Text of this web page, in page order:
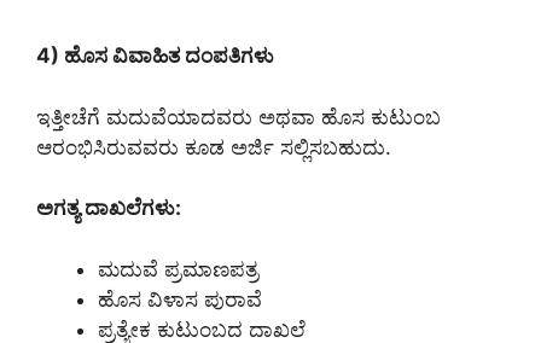
4) ಹೊಸ ವಿವಾಹಿತ ದಂಪತಿಗಳು
ಇತ್ತೀಚೆಗೆ ಮದುವೆಯಾದವರು ಅಥವಾ ಹೊಸ ಕುಟುಂಬ
ಆರಂಭಿಸಿರುವವರು ಕೂಡ ಅರ್ಜಿ ಸಲ್ಲಿಸಬಹುದು.
ಅಗತ್ಯ ದಾಖಲೆಗಳು:
ಮದುವೆ ಪ್ರಮಾಣಪತ್ರ
ಹೊಸ ವಿಳಾಸ ಪುರಾವೆ
ಪ್ರತ್ಯೇಕ ಕುಟುಂಬದ ದಾಖಲೆ